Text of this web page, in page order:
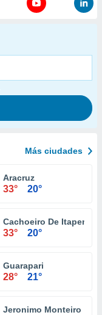
Más ciudades
Aracruz
33° 20°
Cachoeiro De
33° 20°
Guarapari
28° 21°
Jeronimo Monteiro